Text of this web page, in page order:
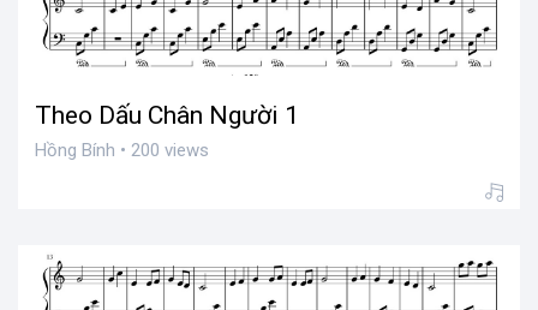
Theo Dấu Chân Người 1
Hồng Bính • 200 views